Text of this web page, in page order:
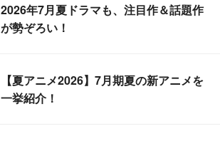
2026年7月夏ドラマも、注目作＆話題作
が勢ぞろい！
【夏アニメ2026】7月期夏の新アニメを
一挙紹介！